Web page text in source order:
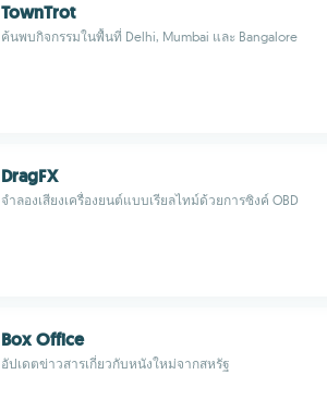
TownTrot
ค้นพบกิจกรรมในพื้นที่ Delhi, Mumbai และ Bangalore
DragFX
จำลองเสียงเครื่องยนต์แบบเรียลไทม์ด้วยการซิงค์ OBD
Box Office
อัปเดตข่าวสารเกี่ยวกับหนังใหม่จากสหรัฐ